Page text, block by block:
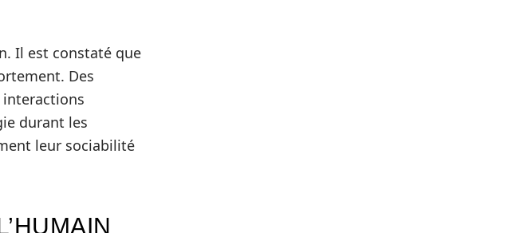
Il est constaté que
Des
durant les
leur sociabilité